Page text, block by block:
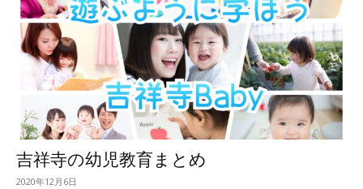
吉祥寺の幼児教育まとめ
2020年12月6日